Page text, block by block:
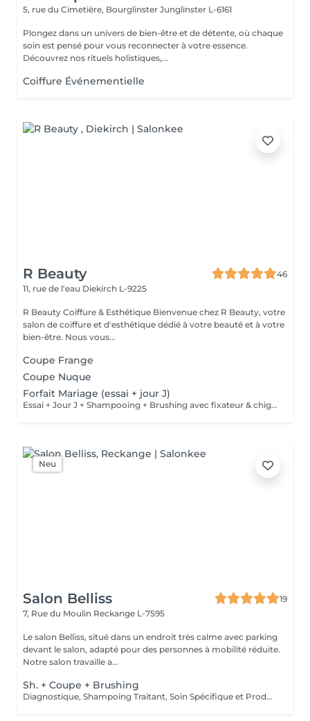
5, rue du Cimetière, Bourglinster Junglinster L-6161
Plongez dans un univers de bien-être et de détente, où chaque
soin est pensé pour vous reconnecter à votre essence.
Découvrez nos rituels holistiques,...
Coiffure Événementielle
R Beauty
46
11, rue de l'eau Diekirch L-9225
R Beauty Coiffure & Esthétique Bienvenue chez R Beauty, votre
salon de coiffure et d'esthétique dédié à votre beauté et à votre
bien-être. Nous vous...
Coupe Frange
Coupe Nuque
Forfait Mariage (essai + jour J)
Essai + Jour J + Shampooing + Brushing avec fixateur & chignon Maquillage inclus
Neu
Salon Belliss
19
7, Rue du Moulin Reckange L-7595
Le salon Belliss, situé dans un endroit très calme avec parking
devant le salon, adapté pour des personnes à mobilité réduite.
Notre salon travaille a...
Sh. + Coupe + Brushing
Diagnostique, Shampoing Traitant, Soin Spécifique et Produits Coiffants inclus